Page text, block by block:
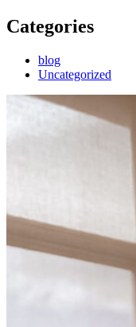
Categories
blog
Uncategorized